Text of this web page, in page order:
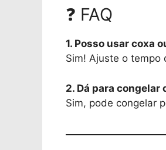
❓ FAQ
1. Posso usar coxa
Sim! Ajuste o tempo
2. Dá para congelar
Sim, pode congelar